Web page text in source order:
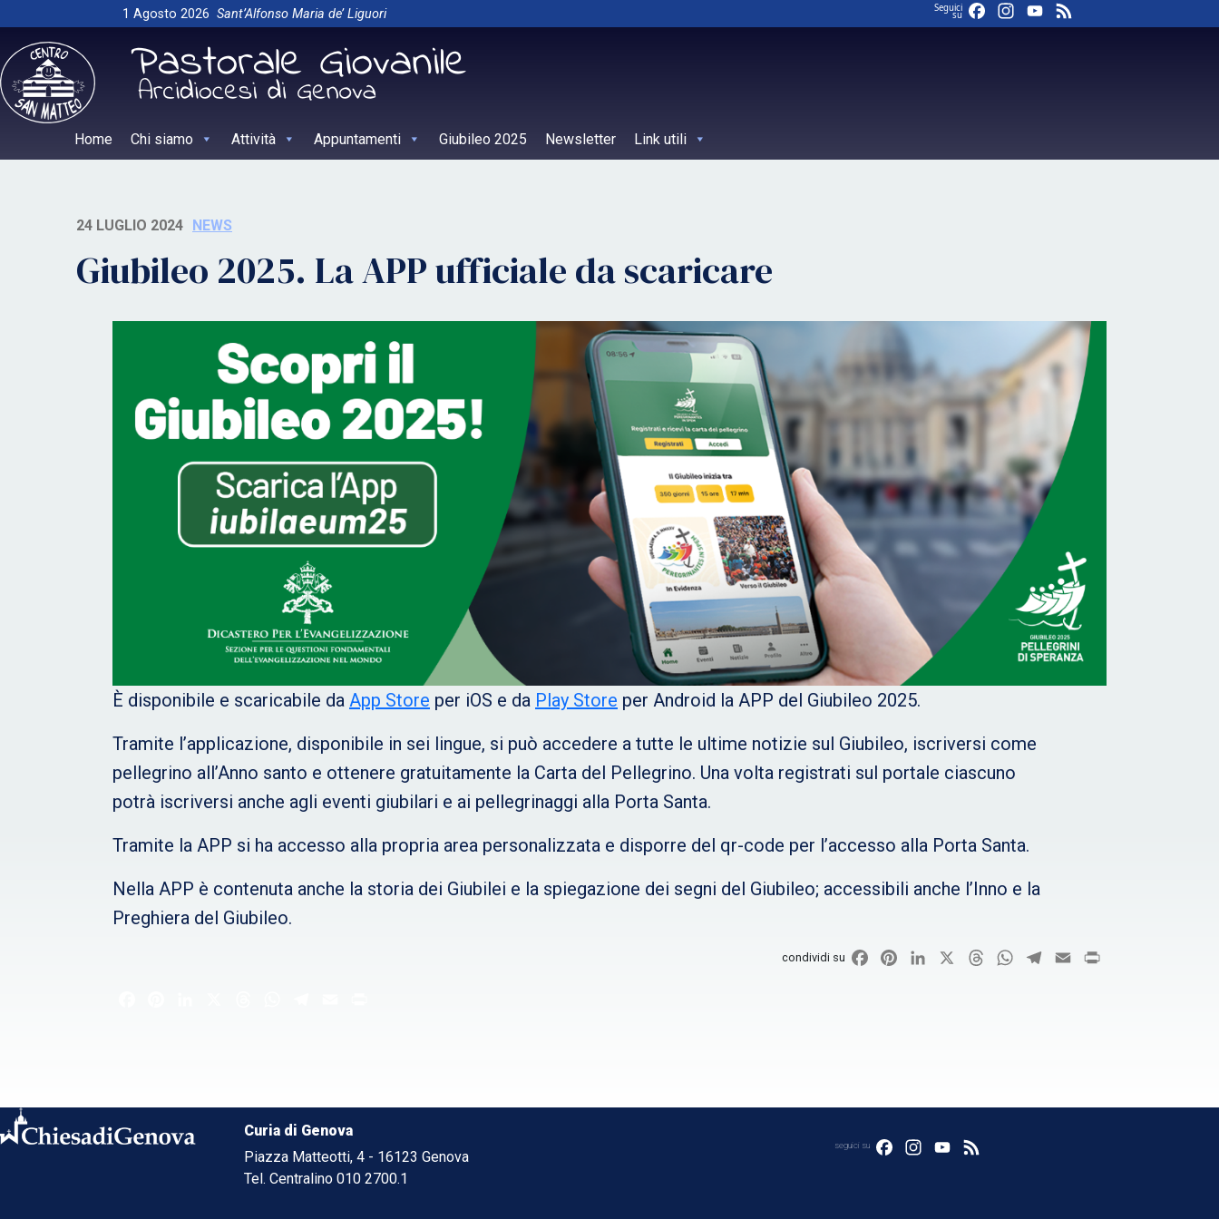
to
content
1 Agosto 2026 Sant’Alfonso Maria de’ Liguori Seguici
su FacebookInstagram
YouTube
Home Chi siamo Attività Appuntamenti Giubileo 2025 Newsletter Link utili
24 LUGLIO 2024 NEWS
Giubileo 2025. La APP ufficiale da scaricare
È disponibile e scaricabile da App Store per iOS e da Play Store per Android la APP del Giubileo 2025.
Tramite l’applicazione, disponibile in sei lingue, si può accedere a tutte le ultime notizie sul Giubileo, iscriversi come
pellegrino all’Anno santo e ottenere gratuitamente la Carta del Pellegrino. Una volta registrati sul portale ciascuno
potrà iscriversi anche agli eventi giubilari e ai pellegrinaggi alla Porta Santa.
Tramite la APP si ha accesso alla propria area personalizzata e disporre del qr-code per l’accesso alla Porta Santa.
Nella APP è contenuta anche la storia dei Giubilei e la spiegazione dei segni del Giubileo; accessibili anche l’Inno e la
Preghiera del Giubileo.
condividi su FacebookPinterestLinkedIn ThreadsWhatsApp
Telegram
Email
Curia di Genova
Piazza Matteotti, 4 - 16123 Genova
Tel. Centralino 010 2700.1
seguici su FacebookInstagram
YouTube